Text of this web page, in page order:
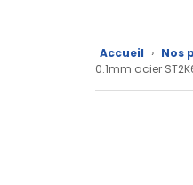
marques
Accueil › Nos
0.1mm acier